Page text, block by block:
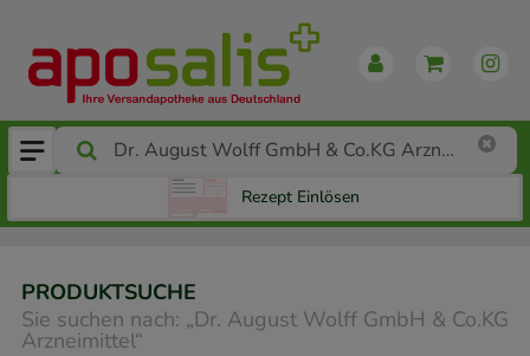
Rezept Einlösen
PRODUKTSUCHE
Sie suchen nach: „Dr. August Wolff GmbH & Co.KG
Arzneimittel“